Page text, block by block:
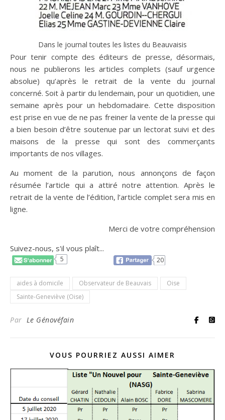
Dans le journal toutes les listes du Beauvaisis
Pour tenir compte des éditeurs de presse, désormais,
nous ne publierons les articles complets (sauf urgence
absolue) qu’après le retrait de la vente du journal
concerné. Soit à partir du lendemain, pour un quotidien, une
semaine après pour un hebdomadaire. Cette disposition
est prise en vue de ne pas freiner la vente de la presse qui
a bien besoin d’être soutenue par un lectorat suivi et des
maisons de la presse qui sont des commerçants
importants de nos villages.
Au moment de la parution, nous annonçons de façon
résumée l’article qui a attiré notre attention. Après le
retrait de la vente de l’édition, l’article complet sera mis en
ligne.
Merci de votre compréhension
Suivez-nous, s'il vous plaît...
5 20
aides à domicile Observateur de Beauvais
Oise
Sainte-Geneviève (Oise)
Par Le Génovéfain
VOUS POURRIEZ AUSSI AIMER